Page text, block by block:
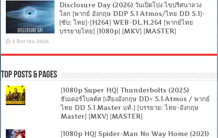
Disclosure Day (2026) วันเปิดโปง ไขปริศนาลวง
โลก [พากย์ อังกฤษ DDP 5.1 Atmos/ไทย DD 5.1]-
[ซับ: ไทย]-[H264] WEB-DL.H.264 [พากย์ไทย
บรรยายไทย] [1080p] [MKV] [MASTER]
3 สิงหาคม 2026
Top Posts & Pages
[1080p Super HQ] Thunderbolts (2025)
ธันเดอร์โบลต์ส [เสียงอังกฤษ DD+ 5.1.Atmos / พากย์
ไทย DD 5.1 Master แท้.] [บรรยาย: ไทย-อังกฤษ
Master] [MKV] [MASTER]
[1080p HQ] Spider-Man No Way Home (2021)